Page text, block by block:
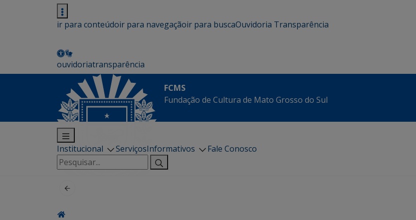
ir para conteúdoir para navegaçãoir para buscaOuvidoria Transparência
ouvidoriatransparência
FCMS
Fundação de Cultura de Mato Grosso do Sul
Institucional ServiçosInformativos
Fale Conosco
Pesquisar
por: